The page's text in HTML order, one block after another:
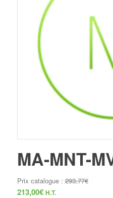
MA-MNT-
Prix catalogue :293,77€
213,00€ H.T.